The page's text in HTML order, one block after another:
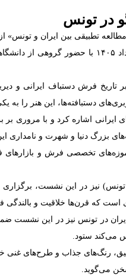
در تونس
تطبیقی ​​بین ایران و تونس»
در این نشست تخصصی که روز
فرش دستباف ایرانی و
دستبافته‌ها، این هنر را
اشاره کرد و با مروری بر
بزرگ دنیا و شهرت و نامداری
تخصصی فرش و بازارهای
تونس) نیز در این نشست،
که قرن‌ها خلاقیت و بالندگی
در تونس نیز در این نشست
می‌کند ستود.
رنگ‌های جذاب و طرح‌های غنی
می‌گوید.